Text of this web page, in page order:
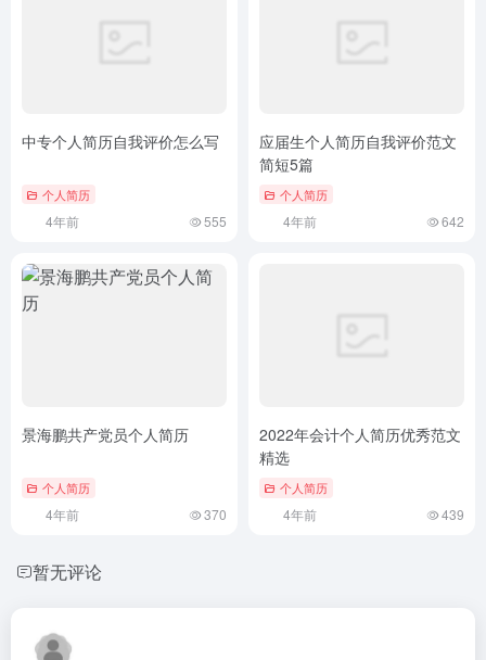
中专个人简历自我评价怎么写
个人简历
4年前 555
应届生个人简历自我评价范文
简短5篇
个人简历
4年前 642
景海鹏共产党员个人简历
个人简历
4年前 370
2022年会计个人简历优秀范文
精选
个人简历
4年前 439
暂无评论